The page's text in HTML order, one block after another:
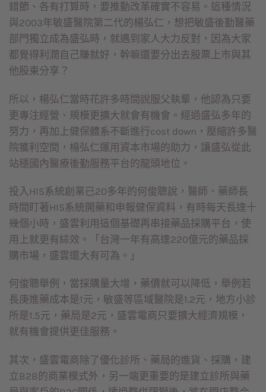
錯節、各有打算時，要推動改革確實不容易。這種情況
與2003年敏盛醫院第二代的楊弘仁，想把敏盛後勤醫藥
部門獨立成為盛弘時，就遇到家人大力反對，因為大家
都覺得利潤自己賺就好，幹嘛還要分出去股票上市與其
他股東分享？
所以，楊弘仁當時花許多時間說服父執輩，他認為只要
更專注經營、規模更擴大就會有機會。經過盛弘多年的
努力，再加上健保體系不斷進行cost down，壓縮許多醫
院獲利空間，楊弘仁運用資本市場的助力，讓盛弘從此
站穩國內醫療後勤服務平台的龍頭地位。
投入HIS系統創業已20多年的何俊聰說，醫師、藥師長
時間盯著HIS系統開藥和申報健保資料，有時每天長達十
幾個小時，盛雲利用這個基礎再串接藥品採購平台，使
用上就更有綜效。「台灣一年有高達220億元的藥品採
購市場，盛雲還大有可為。」
何俊聰舉例，當採購量大增，藥價就可以降低，舉例若
長庚進藥成本是1元，敏盛等區域醫院是1.2元，地方小診
所是1.5元，藥局是2元，盛雲電商只要擴大經濟規模，
就有機會提供更佳服務。
其次，盛雲電商除了優化診所、藥局的進貨、採購，建
立B2B的商業模式外，另一端更重要的是建立診所與藥